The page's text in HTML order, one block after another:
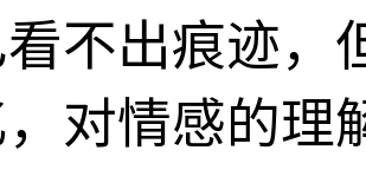
不出痕迹，
对情感的理